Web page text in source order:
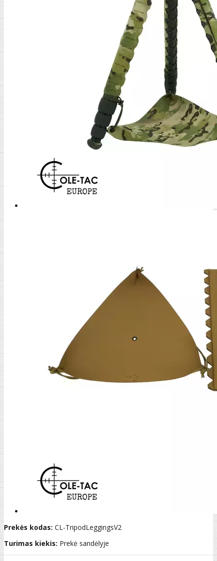
Prekės kodas: CL-TripodLeggingsV2
Turimas kiekis: Prekė sandėlyje